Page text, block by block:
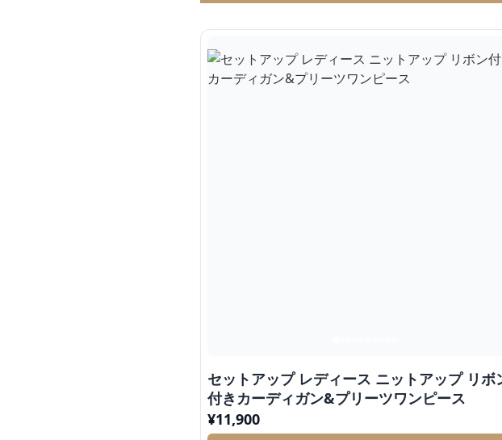
セットアップ レディース ニットアップ リボ
付きカーディガン&プリーツワンピース
¥11,900